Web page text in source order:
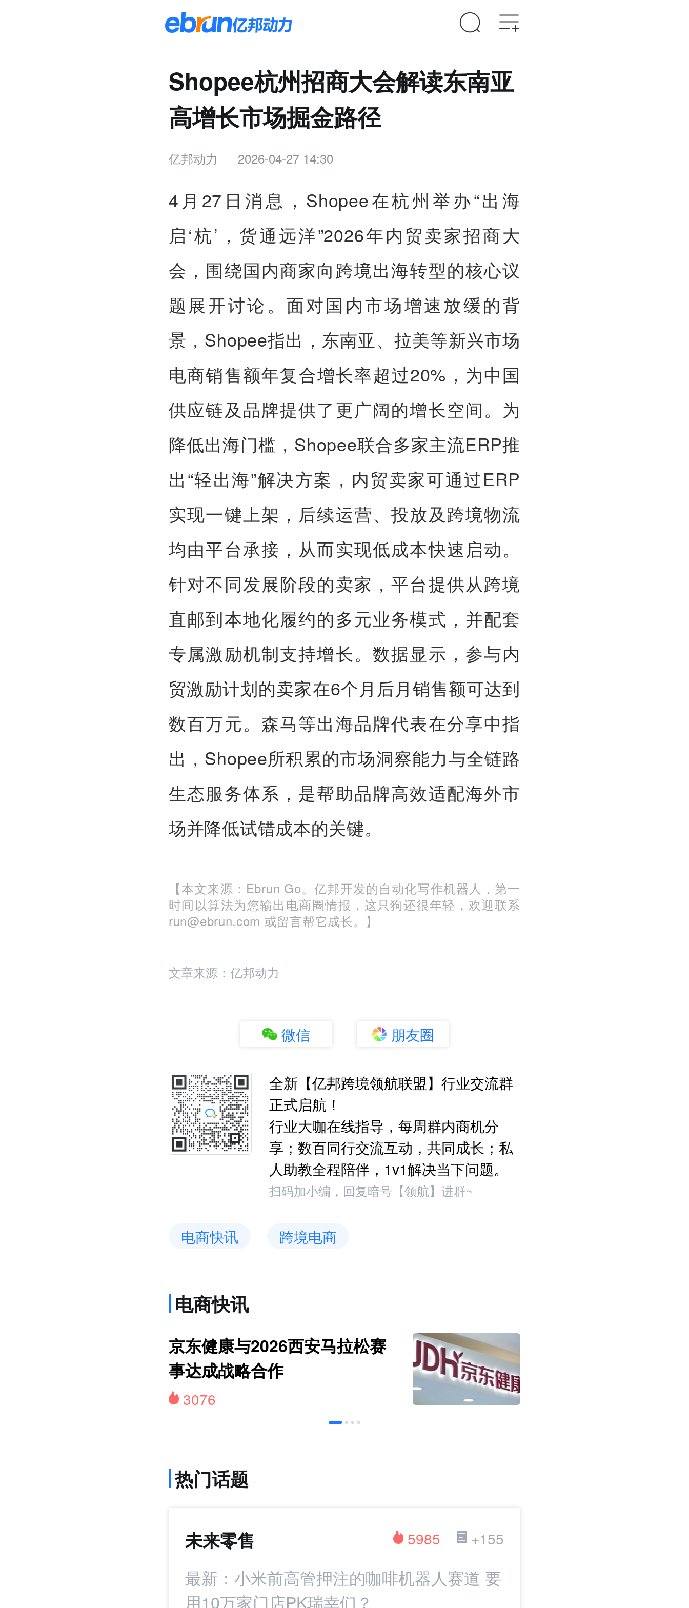
Shopee杭州招商大会解读东南亚
高增长市场掘金路径
亿邦动力 2026-04-27 14:30
4月27日消息，Shopee在杭州举办“出海
启‘杭’，货通远洋”2026年内贸卖家招商大
会，围绕国内商家向跨境出海转型的核心议
题展开讨论。面对国内市场增速放缓的背
景，Shopee指出，东南亚、拉美等新兴市场
电商销售额年复合增长率超过20%，为中国
供应链及品牌提供了更广阔的增长空间。为
降低出海门槛，Shopee联合多家主流ERP推
出“轻出海”解决方案，内贸卖家可通过ERP
实现一键上架，后续运营、投放及跨境物流
均由平台承接，从而实现低成本快速启动。
针对不同发展阶段的卖家，平台提供从跨境
直邮到本地化履约的多元业务模式，并配套
专属激励机制支持增长。数据显示，参与内
贸激励计划的卖家在6个月后月销售额可达到
数百万元。森马等出海品牌代表在分享中指
出，Shopee所积累的市场洞察能力与全链路
生态服务体系，是帮助品牌高效适配海外市
场并降低试错成本的关键。
【本文来源：Ebrun Go。亿邦开发的自动化写作机器人，第一
时间以算法为您输出电商圈情报，这只狗还很年轻，欢迎联系
run@ebrun.com 或留言帮它成长。】
文章来源：亿邦动力
微信 朋友圈
全新【亿邦跨境领航联盟】行业交流群
正式启航！
行业大咖在线指导，每周群内商机分
享；数百同行交流互动，共同成长；私
人助教全程陪伴，1v1解决当下问题。
扫码加小编，回复暗号【领航】进群~
电商快讯 跨境电商
电商快讯
京东健康与2026西安马拉松赛
事达成战略合作
3076
热门话题
未来零售 +155
5985
最新：小米前高管押注的咖啡机器人赛道 要
用10万家门店PK瑞幸们？